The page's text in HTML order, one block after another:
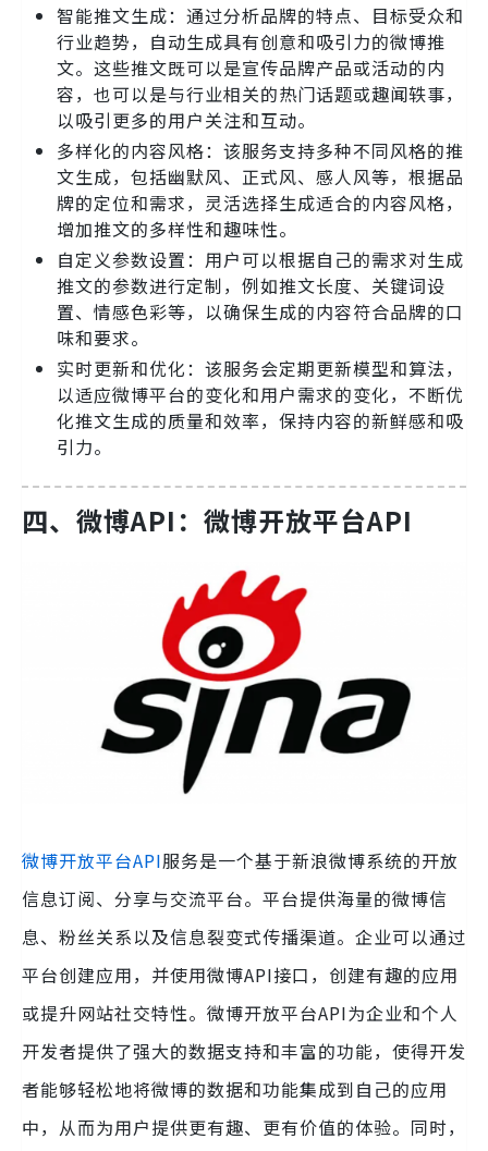
智能推文生成：通过分析品牌的特点、目标受众和
行业趋势，自动生成具有创意和吸引力的微博推
文。这些推文既可以是宣传品牌产品或活动的内
容，也可以是与行业相关的热门话题或趣闻轶事，
以吸引更多的用户关注和互动。
多样化的内容风格：该服务支持多种不同风格的推
文生成，包括幽默风、正式风、感人风等，根据品
牌的定位和需求，灵活选择生成适合的内容风格，
增加推文的多样性和趣味性。
自定义参数设置：用户可以根据自己的需求对生成
推文的参数进行定制，例如推文长度、关键词设
置、情感色彩等，以确保生成的内容符合品牌的口
味和要求。
实时更新和优化：该服务会定期更新模型和算法，
以适应微博平台的变化和用户需求的变化，不断优
化推文生成的质量和效率，保持内容的新鲜感和吸
引力。
四、微博API：微博开放平台API
微博开放平台API服务是一个基于新浪微博系统的开放
信息订阅、分享与交流平台。平台提供海量的微博信
息、粉丝关系以及信息裂变式传播渠道。企业可以通过
平台创建应用，并使用微博API接口，创建有趣的应用
或提升网站社交特性。微博开放平台API为企业和个人
开发者提供了强大的数据支持和丰富的功能，使得开发
者能够轻松地将微博的数据和功能集成到自己的应用
中，从而为用户提供更有趣、更有价值的体验。同时，